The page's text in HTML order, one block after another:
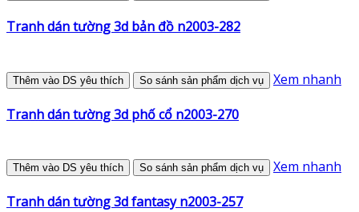
Tranh dán tường 3d bản đồ n2003-282
Thêm vào DS yêu thích So sánh sản phẩm dịch vụ Xem nhanh
Tranh dán tường 3d phố cổ n2003-270
Thêm vào DS yêu thích So sánh sản phẩm dịch vụ Xem nhanh
Tranh dán tường 3d fantasy n2003-257